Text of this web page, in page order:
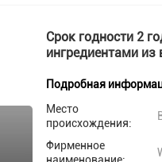
Срок годности 2
ингредиентами из
Подробная
Место
происхождения:
Фирменное